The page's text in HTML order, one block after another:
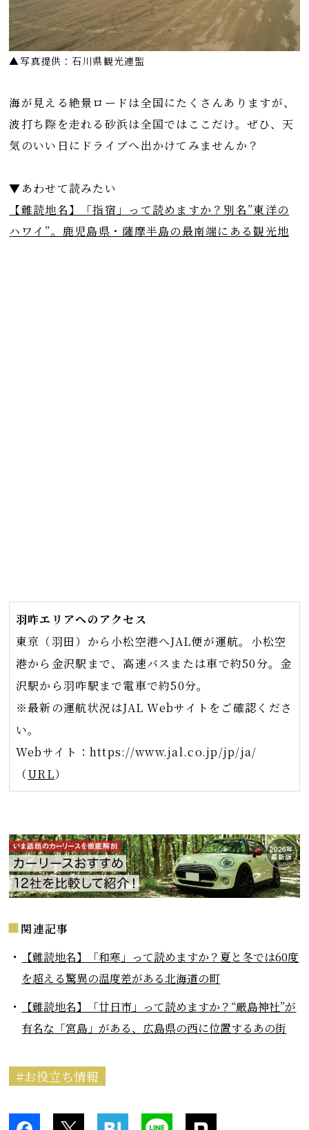
▲写真提供：石川県観光連盟
海が見える絶景ロードは全国にたくさんありますが、
波打ち際を走れる砂浜は全国ではここだけ。ぜひ、天
気のいい日にドライブへ出かけてみませんか？
▼あわせて読みたい
【難読地名】「指宿」って読めますか？別名”東洋の
ハワイ”。鹿児島県・薩摩半島の最南端にある観光地
羽咋エリアへのアクセス
東京（羽田）から小松空港へJAL便が運航。小松空
港から金沢駅まで、高速バスまたは車で約50分。金
沢駅から羽咋駅まで電車で約50分。
※最新の運航状況はJAL Webサイトをご確認くださ
い。
Webサイト：https://www.jal.co.jp/jp/ja/
（URL）
関連記事
【難読地名】「和寒」って読めますか？夏と冬では60度
を超える驚異の温度差がある北海道の町
【難読地名】「廿日市」って読めますか？“厳島神社”が
有名な「宮島」がある、広島県の西に位置するあの街
お役立ち情報